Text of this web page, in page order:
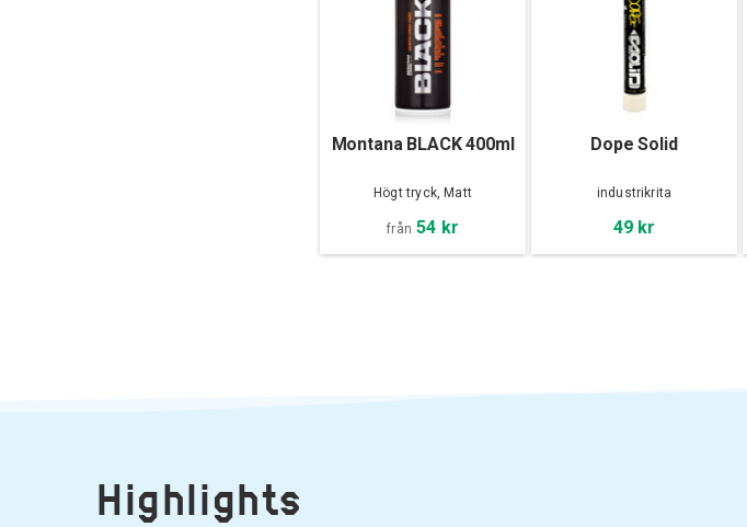
Montana BLACK 400ml
Högt tryck, Matt
från 54 kr
Dope Solid
industrikrita
49 kr
Highlights